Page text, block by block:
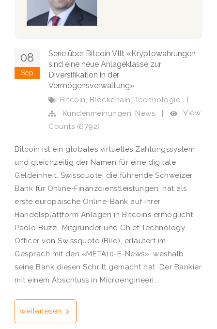
08
Sep
Serie über Bitcoin VIII: «Kryptowährungen
sind eine neue Anlageklasse zur
Diversifikation in der
Vermögensverwaltung»
Bitcoin, Blockchain, Technologie
Kundenmeinungen, News |
View
Counts (6792)
Bitcoin ist ein globales virtuelles Zahlungssystem
und gleichzeitig der Namen für eine digitale
Geldeinheit. Swissquote, die führende Schweizer
Bank für Online-Finanzdienstleistungen, hat als
erste europäische Online-Bank auf ihrer
Handelsplattform Anlagen in Bitcoins ermöglicht.
Paolo Buzzi, Mitgründer und Chief Technology
Officer von Swissquote (Bild), erläutert im
Gespräch mit den «META10-E-News», weshalb
seine Bank diesen Schritt gemacht hat. Der Bankier
mit einem Abschluss in Microengineeri...
weiterlesen